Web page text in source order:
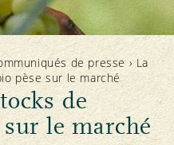
de presse › La
pèse sur le marché
de
le marché